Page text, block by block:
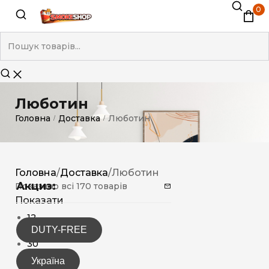
0
Люботин
Головна / Доставка / Люботин
Акциз:
DUTY-FREE
Україна
Головна/Доставка/Люботин
Показано всі 170 товарів
Показати
12
15
30